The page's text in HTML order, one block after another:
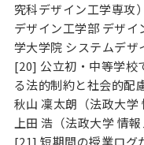
究科デザイン工学専攻
デザイン工学部 デザ
学大学院 システムデザ
[20] 公立初・中等学校
る法的制約と社会的配
秋山 凜太朗（法政大学
上田 浩（法政大学 情
[21] 短期間の授業ログ